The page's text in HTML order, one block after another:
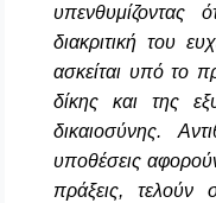
υπενθυμίζοντας
διακριτική του
ασκείται υπό το
δίκης και της
δικαιοσύνης.
υποθέσεις αφορούν
πράξεις, τελούν